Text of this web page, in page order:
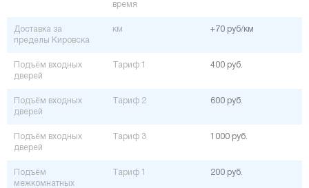
время
Доставка за
пределы Кировска
км +70 руб/км
Подъём входных
дверей
Тариф 1 400 руб.
Подъём входных
дверей
Тариф 2 600 руб.
Подъём входных
дверей
Тариф 3 1000 руб.
Подъём
межкомнатных
Тариф 1 200 руб.